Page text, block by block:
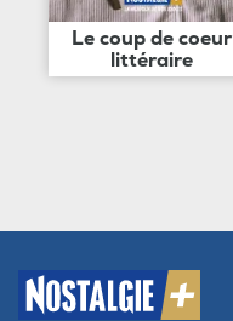
Le coup de coeur
littéraire